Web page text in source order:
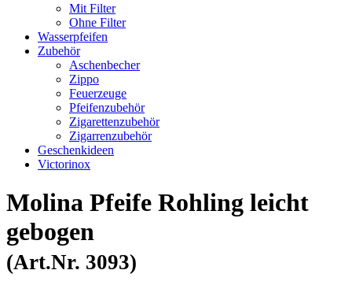
Mit Filter
Ohne Filter
Wasserpfeifen
Zubehör
Aschenbecher
Zippo
Feuerzeuge
Pfeifenzubehör
Zigarettenzubehör
Zigarrenzubehör
Geschenkideen
Victorinox
Molina Pfeife Rohling leicht
gebogen
(Art.Nr. 3093)